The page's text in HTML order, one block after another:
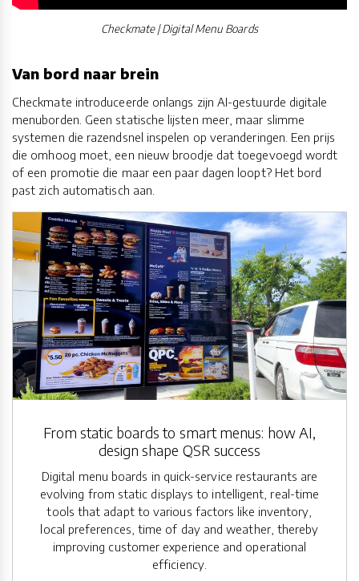
Checkmate | Digital Menu Boards
Van bord naar brein
Checkmate introduceerde onlangs zijn AI-gestuurde digitale
menuborden. Geen statische lijsten meer, maar slimme
systemen die razendsnel inspelen op veranderingen. Een prijs
die omhoog moet, een nieuw broodje dat toegevoegd wordt
of een promotie die maar een paar dagen loopt? Het bord
past zich automatisch aan.
From static boards to smart menus: how AI,
design shape QSR success
Digital menu boards in quick-service restaurants are
evolving from static displays to intelligent, real-time
tools that adapt to various factors like inventory,
local preferences, time of day and weather, thereby
improving customer experience and operational
efficiency.